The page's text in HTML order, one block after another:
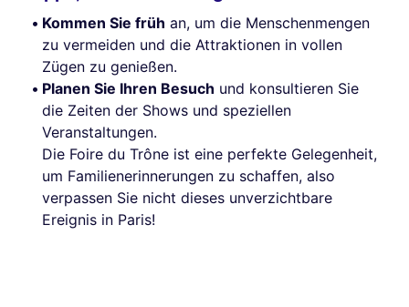
Kommen Sie früh an, um die Menschenmengen
zu vermeiden und die Attraktionen in vollen
Zügen zu genießen.
Planen Sie Ihren Besuch und konsultieren Sie
die Zeiten der Shows und speziellen
Veranstaltungen.
Die Foire du Trône ist eine perfekte Gelegenheit,
um Familienerinnerungen zu schaffen, also
verpassen Sie nicht dieses unverzichtbare
Ereignis in Paris!